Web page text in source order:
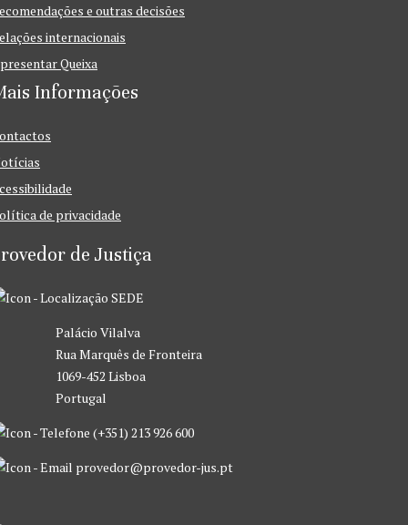
e outras decisões
internacionais
Queixa
Informações
de privacidade
de Justiça
SEDE
Palácio Vilalva
Rua Marquês de Fronteira
1069-452 Lisboa
Portugal
(+351) 213 926 600
provedor@provedor-jus.pt